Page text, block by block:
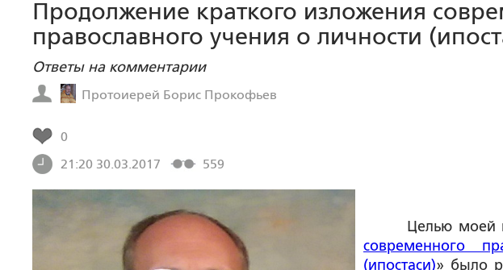
Продолжение краткого изложения
православного учения о личности
Ответы на комментарии
Протоиерей Борис Прокофьев
0
21:20 30.03.2017
559
Целью моей
современного
(ипостаси)» было